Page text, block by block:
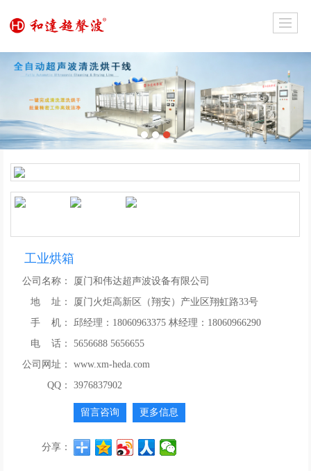
工业烘箱
公司名称：
厦门和伟达超声波设备有限公司
地 址：
厦门火炬高新区（翔安）产业区翔虹路33号
手 机：
邱经理：18060963375 林经理：18060966290
电 话：
5656688 5656655
公司网址：
www.xm-heda.com
QQ：
3976837902
留言咨询 更多信息
分享：